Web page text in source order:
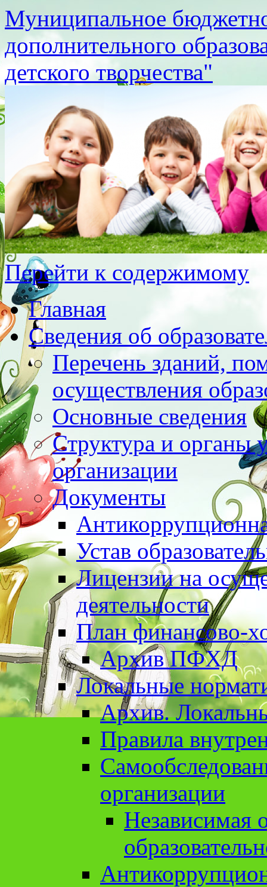
Муниципальное
дополнительного
детского творчества"
Перейти к содержимому
Главная
Сведения об
Перечень зданий,
осуществления
Основные сведения
Структура и органы
организации
Документы
Устав
Лицензии на
деятельности
План финансово-
Архив ПФХД
Локальные
Архив.
Правила
организации
Независимая